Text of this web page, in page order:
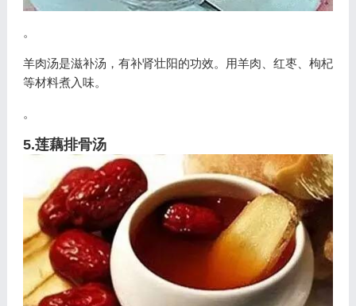
。
羊肉汤是滋补汤，有补肾壮阳的功效。用羊肉、红枣、枸杞
等材料煮入味。
。
5.莲藕排骨汤